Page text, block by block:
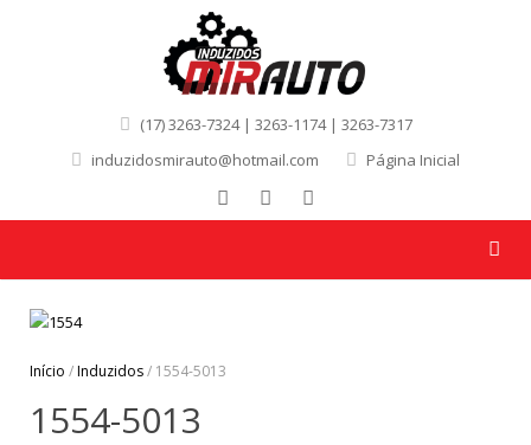
(17) 3263-7324 | 3263-1174 | 3263-7317
induzidosmirauto@hotmail.com
Página Inicial
Início /Induzidos/ 1554-5013
1554-5013